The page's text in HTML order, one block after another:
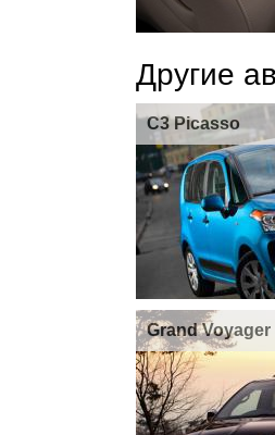
Другие
C3 Picasso
Grand Voyager